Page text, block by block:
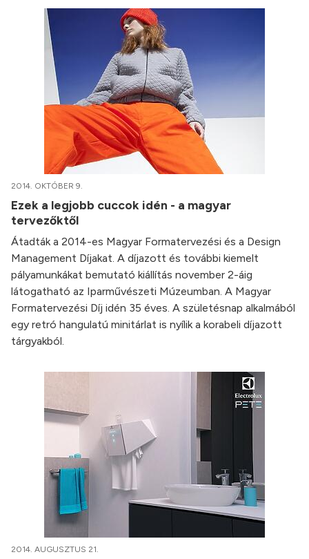
2014. OKTÓBER 9.
Ezek a legjobb cuccok idén - a magyar
tervezőktől
Átadták a 2014-es Magyar Formatervezési és a Design
Management Díjakat. A díjazott és további kiemelt
pályamunkákat bemutató kiállítás november 2-áig
látogatható az Iparművészeti Múzeumban. A Magyar
Formatervezési Díj idén 35 éves. A születésnap alkalmából
egy retró hangulatú minitárlat is nyílik a korabeli díjazott
tárgyakból.
2014. AUGUSZTUS 21.